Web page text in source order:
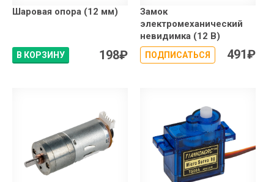
Шаровая опора (12 мм)
В КОРЗИНУ 198₽
Замок
электромеханический
невидимка (12 В)
ПОДПИСАТЬСЯ 491₽